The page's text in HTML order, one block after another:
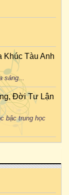
Khúc Tàu Anh
sáng...
Đời Tư Lận
bậc trung học